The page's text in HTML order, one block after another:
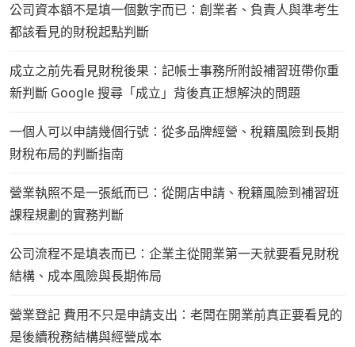
公司資本額不是填一個數字而已：創業者、負責人與準考生
都該看見的財稅起點判斷
成立之前先看見財稅後果：記帳士事務所附設補習班帶你重
新判斷 Google 搜尋「成立」背後真正想解決的問題
一個人可以申請幾個行號：從多品牌經營、稅籍風險到長期
財稅布局的判斷指南
營業執照不是一張紙而已：從開店申請、稅籍風險到補習班
課程規劃的實務判斷
公司流程不是填表而已：企業主從開業第一天就要看見財稅
結構、成本風險與長期佈局
營業登記 費用不只是申請支出：老闆在開業前真正要看見的
是後續稅務結構與經營成本